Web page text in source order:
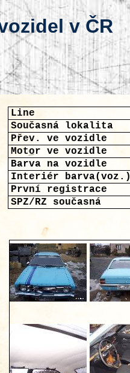
v ČR
Line
Současná lokalita
Přev. ve vozidle
Motor ve vozidle
Barva na vozidle
Interiér barva(voz.)
První registrace
SPZ/RZ současná